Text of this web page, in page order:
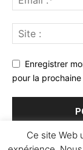
Enregistrer
pour la
Ce site Web